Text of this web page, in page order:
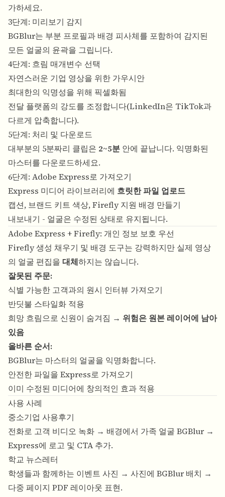
가하세요.
3단계: 미리보기 감지
BGBlur는 부분 프로필과 배경 피사체를 포함하여 감지된
모든 얼굴의 윤곽을 그립니다.
4단계: 흐림 매개변수 선택
자연스러운 기업 영상을 위한 가우시안
최대한의 익명성을 위해 픽셀화됨
전달 플랫폼의 강도를 조정합니다(LinkedIn은 TikTok과
다르게 압축합니다).
5단계: 처리 및 다운로드
대부분의 5분짜리 클립은 2~5분 안에 끝납니다. 익명화된
마스터를 다운로드하세요.
6단계: Adobe Express로 가져오기
Express 미디어 라이브러리에 흐릿한 파일 업로드
캡션, 브랜드 키트 색상, Firefly 지원 배경 만들기
내보내기 - 얼굴은 수정된 상태로 유지됩니다.
Adobe Express + Firefly: 개인 정보 보호 우선
Firefly 생성 채우기 및 배경 도구는 강력하지만 실제 영상
의 얼굴 편집을 대체하지는 않습니다.
잘못된 주문:
식별 가능한 고객과의 원시 인터뷰 가져오기
반딧불 스타일화 적용
희망 흐림으로 신원이 숨겨짐 → 위험은 원본 레이어에 남아
있음
올바른 순서:
BGBlur는 마스터의 얼굴을 익명화합니다.
안전한 파일을 Express로 가져오기
이미 수정된 미디어에 창의적인 효과 적용
사용 사례
중소기업 사용후기
전화로 고객 비디오 녹화 → 배경에서 가족 얼굴 BGBlur →
Express에 로고 및 CTA 추가.
학교 뉴스레터
학생들과 함께하는 이벤트 사진 → 사진에 BGBlur 배치 →
다중 페이지 PDF 레이아웃 표현.